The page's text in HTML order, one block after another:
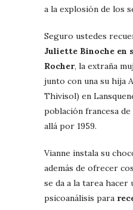
a la explosión de los
Seguro ustedes
Juliette Binoche en
Rocher, la extraña
junto con una su hija
Thivisol) en
población francesa
allá por 1959.
Vianne instala su
además de ofrecer
se da a la tarea hacer
psicoanálisis para